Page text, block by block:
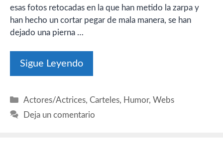
esas fotos retocadas en la que han metido la zarpa y
han hecho un cortar pegar de mala manera, se han
dejado una pierna …
Sigue Leyendo
Categorías
Actores/Actrices,Carteles, Humor,Webs
Deja un comentario